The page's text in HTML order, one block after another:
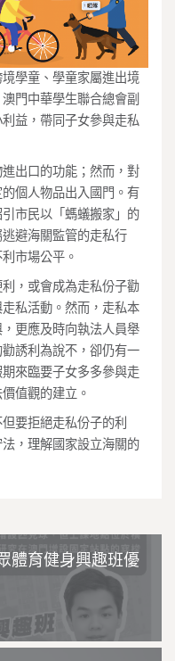
學童、學童家屬進出境
門中華學生聯合總會副
益，帶同子女參與走私
出口的功能；然而，對
個人物品出入國門。有
市民以「螞蟻搬家」的
避海關監管的走私行
市場公平。
，或會成為走私份子勸
私活動。然而，走私本
更應及時向執法人員舉
誘利為說不，卻仍有一
來臨要子女多多參與走
值觀的建立。
要拒絕走私份子的利
，理解國家設立海關的
體育健身興趣班優